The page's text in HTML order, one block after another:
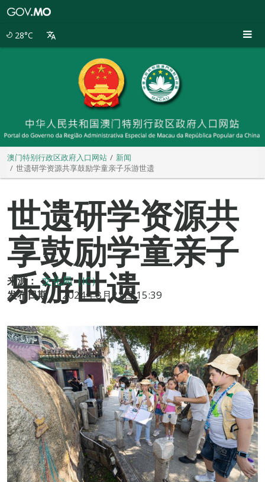
28°C
澳门特别行政区政府入口网站
新闻
世遗研学资源共享鼓励学童亲子乐游世遗
世遗研学资源共
享鼓励学童亲子
乐游世遗
来源：
文化局（IC）
发布日期： 2024年8月21日 15:39